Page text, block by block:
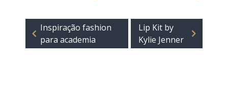
Inspiração fashion
para academia
Lip Kit by
Kylie Jenner